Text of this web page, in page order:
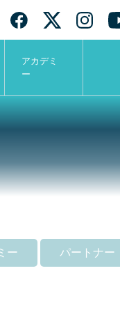
アカデミ
ー
ー パートナー